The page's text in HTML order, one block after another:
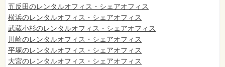
五反田のレンタルオフィス・シェアオフィス
横浜のレンタルオフィス・シェアオフィス
武蔵小杉のレンタルオフィス・シェアオフィス
川崎のレンタルオフィス・シェアオフィス
平塚のレンタルオフィス・シェアオフィス
大宮のレンタルオフィス・シェアオフィス